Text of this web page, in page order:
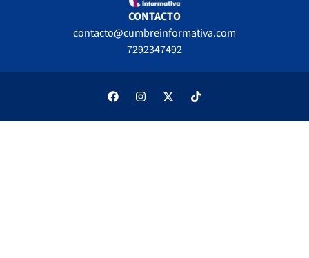
CONTACTO
contacto@cumbreinformativa.com
7292347492